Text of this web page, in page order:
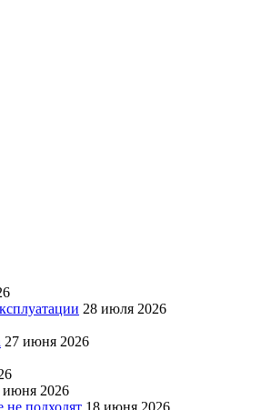
28 июля 2026
27 июня 2026
июня 2026
не подходят 18 июня 2026